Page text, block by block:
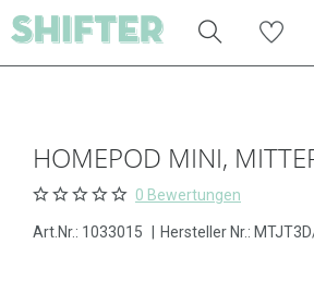
HOMEPOD MINI,
0 Bewertungen
Art.Nr.: 1033015 Hersteller Nr.: